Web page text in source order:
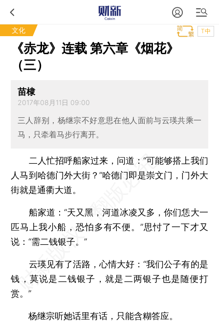
文化 T中
《赤龙》连载 第六章《烟花》
（三）
苗棣
2017年08月11日 09:00
三人辞别，杨继宗不好意思在他人面前与云瑛共乘一
马，只牵着马步行离开。
二人忙招呼船家过来，问道：“可能够搭上我们
人马到哈德门外大街？”哈德门即是崇文门，门外大
街就是通衢大道。
船家道：“天又黑，河道冰凌又多，你们恁大一
匹马上我小船，恐怕多有不便。”思忖了一下才又
说：“需二钱银子。”
云瑛见有了活路，心情大好：“我们公子有的是
钱，莫说是二钱银子，就是二两银子也是随便打
赏。”
杨继宗听她话里有话，只能含糊答应。